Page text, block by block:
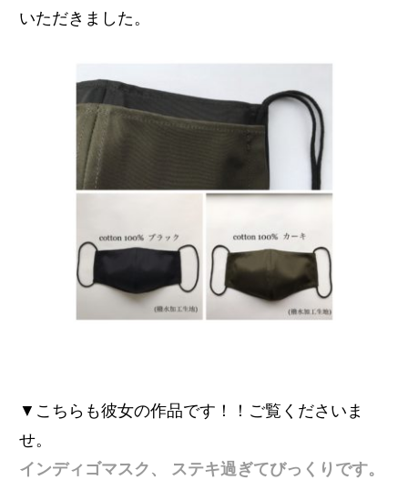
いただきました。
▼こちらも彼女の作品です！！ご覧くださいま
せ。
インディゴマスク、 ステキ過ぎてびっくりです。